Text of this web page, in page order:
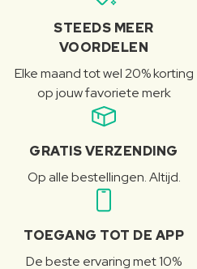
STEEDS MEER
VOORDELEN
Elke maand tot wel 20% korting
op jouw favoriete merk
GRATIS VERZENDING
Op alle bestellingen. Altijd.
TOEGANG TOT DE APP
De beste ervaring met 10%